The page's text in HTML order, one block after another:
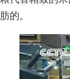
肪的。